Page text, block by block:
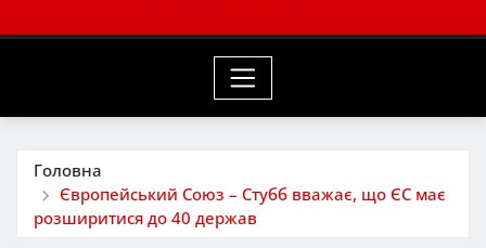
Головна
Європейський Союз – Стубб вважає, що ЄС має
розширитися до 40 держав